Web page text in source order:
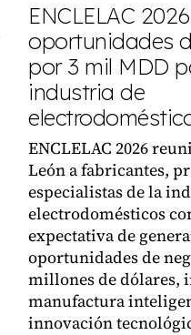
ENCLELAC
oportunidades
por 3 mil MDD
industria de
ENCLELAC 2026
León a fabricantes,
especialistas de la
electrodomésticos
expectativa de
oportunidades de
millones de dólares,
manufactura
innovación